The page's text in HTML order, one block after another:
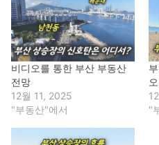
비디오를 통한 부산 부동산
전망
12월 11, 2025
"부동산"에서
"